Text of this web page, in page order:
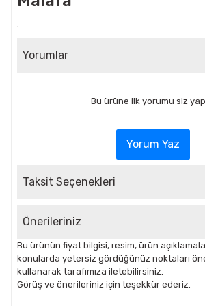
:
Yorumlar
Bu ürüne ilk yorumu siz
Yorum Yaz
Taksit Seçenekleri
Önerileriniz
Bu ürünün fiyat bilgisi, resim, ürün
konularda yetersiz gördüğünüz noktaları
kullanarak tarafımıza iletebilirsiniz.
Görüş ve önerileriniz için teşekkür ederiz.